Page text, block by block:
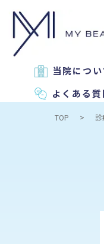
当院につい
よくある質
TOP 診